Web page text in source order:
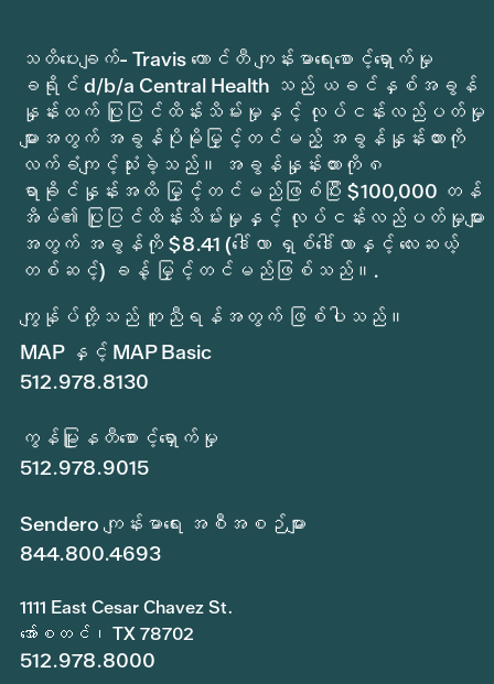
သတိပေးချက်- Travis ကောင်တီ ကျန်းမာရေးစောင့်ရှောက်မှု
ခရိုင် d/b/a Central Health သည် ယခင်နှစ်အခွန်
နှုန်းထက် ပြုပြင်ထိန်းသိမ်းမှုနှင့် လုပ်ငန်းလည်ပတ်မှု
များအတွက် အခွန်ပိုမိုမြှင့်တင်မည့် အခွန်နှုန်းထားကို
လက်ခံကျင့်သုံးခဲ့သည်။ အခွန်နှုန်းထားကို ၈
ရာခိုင်နှုန်းအထိ မြှင့်တင်မည်ဖြစ်ပြီး $100,000 တန်
အိမ်၏ ပြုပြင်ထိန်းသိမ်းမှုနှင့် လုပ်ငန်းလည်ပတ်မှုများ
အတွက် အခွန်ကို $8.41 (ဒေါ်လာ ရှစ်ဒေါ်လာနှင့် လေးဆယ့်
တစ်ဆင့်) ခန့် မြှင့်တင်မည်ဖြစ်သည်။.
ကျွန်ုပ်တို့သည် ကူညီရန်အတွက် ဖြစ်ပါသည်။
MAP နှင့် MAP Basic
512.978.8130
ကွန်မြူနတီစောင့်ရှောက်မှု
512.978.9015
Sendero ကျန်းမာရေး အစီအစဉ်များ
844.800.4693
1111 East Cesar Chavez St.
အော်စတင်၊ TX 78702
512.978.8000